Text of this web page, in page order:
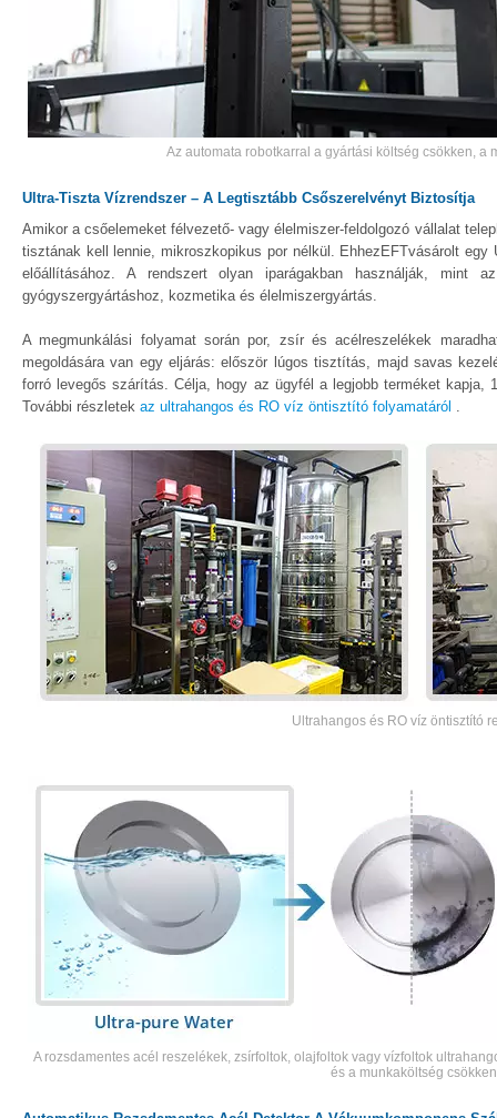
Az automata robotkarral a gyártási költség csökken, a
Ultra-Tiszta Vízrendszer – A Legtisztább Csőszerelvényt Biztosítja
Amikor a csőelemeket félvezető- vagy élelmiszer-feldolgozó vállalat
tisztának kell lennie, mikroszkopikus por nélkül. EhhezEFTvásárolt
előállításához. A rendszert olyan iparágakban használják, mint
gyógyszergyártáshoz, kozmetika és élelmiszergyártás.
A megmunkálási folyamat során por, zsír és acélreszelékek
megoldására van egy eljárás: először lúgos tisztítás, majd savas
forró levegős szárítás. Célja, hogy az ügyfél a legjobb terméket kapja,
További részletek az ultrahangos és RO víz öntisztító folyamatáról .
Ultrahangos és RO víz öntisztító
A rozsdamentes acél reszelékek, zsírfoltok, olajfoltok vagy vízfoltok
és a munkaköltség